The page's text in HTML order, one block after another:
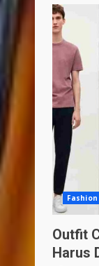
Outfit
Harus